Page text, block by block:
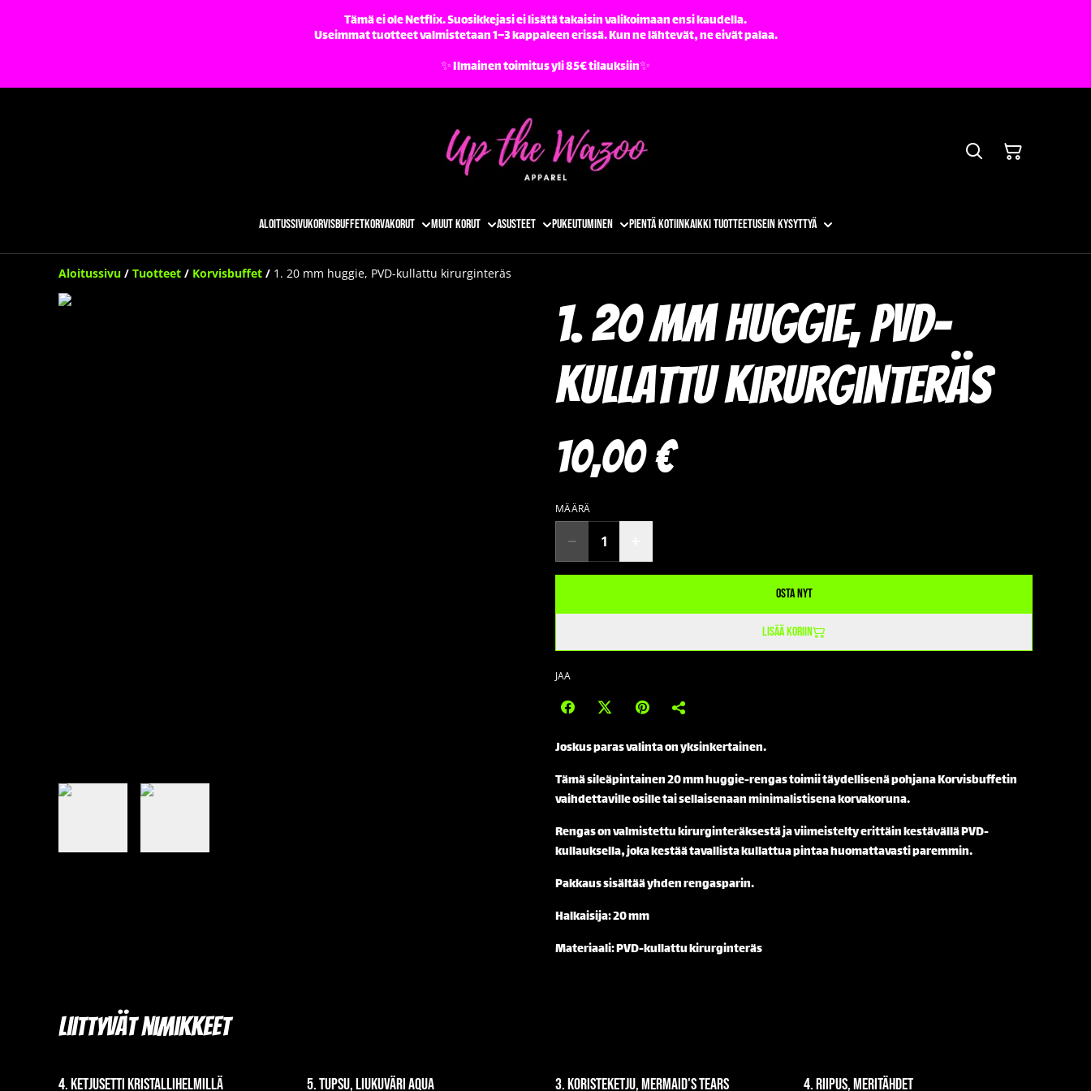
Tämä ei ole Netflix. Suosikkejasi ei lisätä takaisin valikoimaan ensi kaudella.
Useimmat tuotteet valmistetaan 1–3 kappaleen erissä. Kun ne lähtevät, ne eivät palaa.
✨️ Ilmainen toimitus yli 85€ tilauksiin✨️
AloitussivuKorvisbuffetKorvakorut Muut korut Asusteet Pukeutuminen Pientä kotiinKaikki tuotteetUsein kysyttyä
Aloitussivu / Tuotteet / Korvisbuffet / 1. 20 mm huggie, PVD-kullattu kirurginteräs
1. 20 mm huggie, PVD-
kullattu kirurginteräs
10,00 €
MÄÄRÄ
Osta nyt
Lisää koriin
JAA
Joskus paras valinta on yksinkertainen.
Tämä sileäpintainen 20 mm huggie-rengas toimii täydellisenä pohjana Korvisbuffetin
vaihdettaville osille tai sellaisenaan minimalistisena korvakoruna.
Rengas on valmistettu kirurginteräksestä ja viimeistelty erittäin kestävällä PVD-
kullauksella, joka kestää tavallista kullattua pintaa huomattavasti paremmin.
Pakkaus sisältää yhden rengasparin.
Halkaisija: 20 mm
Materiaali: PVD-kullattu kirurginteräs
Liittyvät nimikkeet
4. Ketjusetti kristallihelmillä 5. Tupsu, liukuväri aqua 3. Koristeketju, mermaid's tears 4. Riipus, meritähdet